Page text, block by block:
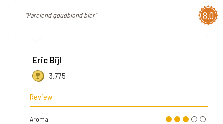
8,0
"Parelend goudblond bier"
Eric Bijl
3.775
Review
Aroma